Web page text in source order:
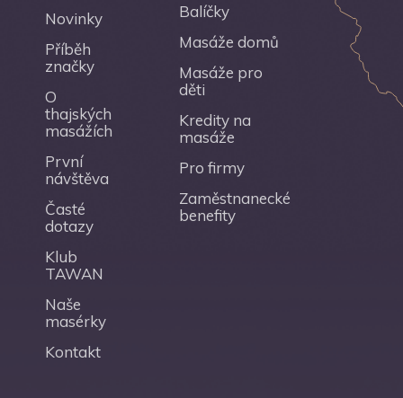
Novinky
Příběh
značky
O
thajských
masážích
První
návštěva
Časté
dotazy
Klub
TAWAN
Naše
masérky
Kontakt
Balíčky
Masáže domů
Masáže pro
děti
Kredity na
masáže
Pro firmy
Zaměstnanecké
benefity